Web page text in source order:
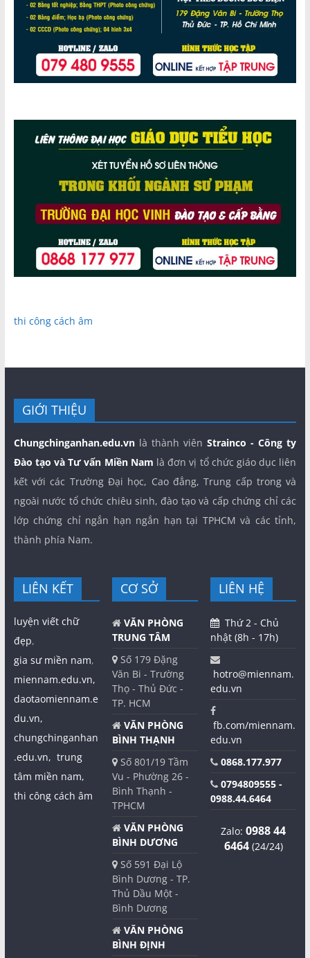
thi công cách âm
GIỚI THIỆU
Chungchinganhan.edu.vnlà thành viênStrainco - Công ty
Đào tạo và Tư vấn Miền Nam là đơn vị tổ chức giáo dục liên
kết với các Trường Đại học, Cao đẳng, Trung cấp trong và
ngoài nước tổ chức chiêu sinh, đào tạo và cấp chứng chỉ các
lớp chứng chỉ ngắn hạn ngắn hạn tại TPHCM và các tỉnh,
thành phía Nam.
LIÊN KẾT
luyện viết chữ
đẹp,
gia sư miền nam,
miennam.edu.vn,
daotaomiennam.e
du.vn,
chungchinganhan
.edu.vn, trung
tâm miền nam,
thi công cách âm
CƠ SỞ
VĂN PHÒNG
TRUNG TÂM
Số 179 Đặng
Văn Bi - Trường
Thọ - Thủ Đức -
TP. HCM
VĂN PHÒNG
BÌNH THẠNH
Số 801/19 Tầm
Vu - Phường 26 -
Bình Thạnh -
TPHCM
VĂN PHÒNG
BÌNH DƯƠNG
Số 591 Đại Lộ
Bình Dương - TP.
Thủ Dầu Một -
Bình Dương
VĂN PHÒNG
BÌNH ĐỊNH
LIÊN HỆ
Thứ 2 - Chủ
nhật (8h - 17h)
hotro@miennam.
edu.vn
fb.com/miennam.
edu.vn
0868.177.977
0794809555 -
0988.44.6464
Zalo:0988 44
6464(24/24)